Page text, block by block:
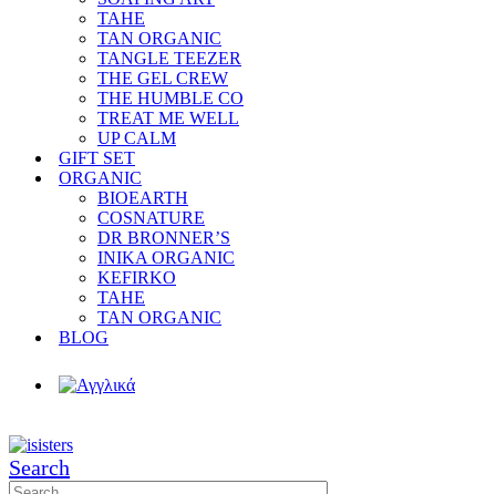
TAHE
TAN ORGANIC
TANGLE TEEZER
THE GEL CREW
THE HUMBLE CO
TREAT ME WELL
UP CALM
GIFT SET
ORGANIC
BIOEARTH
COSNATURE
DR BRONNER’S
INIKA ORGANIC
KEFIRKO
TAHE
TAN ORGANIC
BLOG
Search